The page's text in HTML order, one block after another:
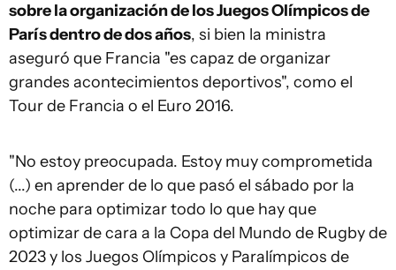
sobre la organización de los Juegos Olímpicos de
París dentro de dos años, si bien la ministra
aseguró que Francia "es capaz de organizar
grandes acontecimientos deportivos", como el
Tour de Francia o el Euro 2016.
"No estoy preocupada. Estoy muy comprometida
(...) en aprender de lo que pasó el sábado por la
noche para optimizar todo lo que hay que
optimizar de cara a la Copa del Mundo de Rugby de
2023 y los Juegos Olímpicos y Paralímpicos de